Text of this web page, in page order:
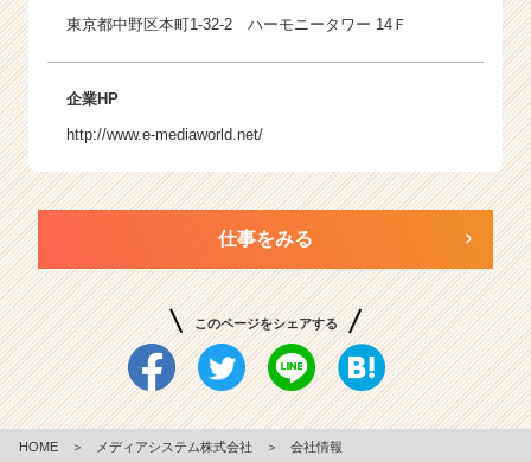
東京都中野区本町1-32-2 ハーモニータワー 14Ｆ
企業HP
http://www.e-mediaworld.net/
仕事をみる
このページをシェアする
HOME ＞ メディアシステム株式会社 ＞ 会社情報